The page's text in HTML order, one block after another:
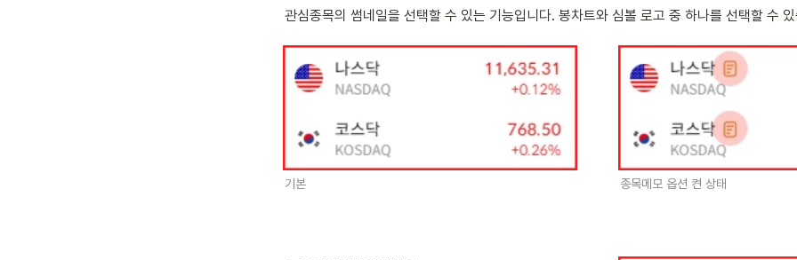
관심종목의 썸네일을 선택할 수 있는 기능입니다. 봉차트와 심볼 로고 중 하나를 선택할 수
기본 종목메모 옵션 켠 상태